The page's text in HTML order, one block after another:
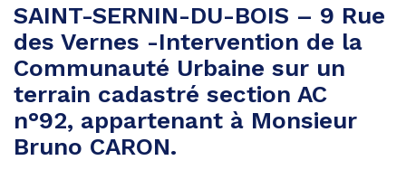
SAINT-SERNIN-DU-BOIS – 9 Rue
des Vernes -Intervention de la
Communauté Urbaine sur un
terrain cadastré section AC
n°92, appartenant à Monsieur
Bruno CARON.